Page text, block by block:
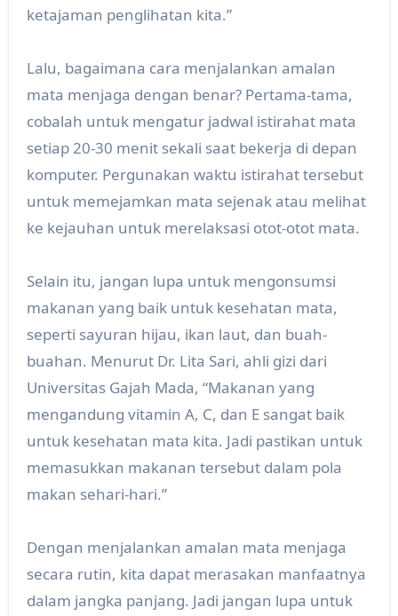
ketajaman penglihatan kita.”
Lalu, bagaimana cara menjalankan amalan
mata menjaga dengan benar? Pertama-tama,
cobalah untuk mengatur jadwal istirahat mata
setiap 20-30 menit sekali saat bekerja di depan
komputer. Pergunakan waktu istirahat tersebut
untuk memejamkan mata sejenak atau melihat
ke kejauhan untuk merelaksasi otot-otot mata.
Selain itu, jangan lupa untuk mengonsumsi
makanan yang baik untuk kesehatan mata,
seperti sayuran hijau, ikan laut, dan buah-
buahan. Menurut Dr. Lita Sari, ahli gizi dari
Universitas Gajah Mada, “Makanan yang
mengandung vitamin A, C, dan E sangat baik
untuk kesehatan mata kita. Jadi pastikan untuk
memasukkan makanan tersebut dalam pola
makan sehari-hari.”
Dengan menjalankan amalan mata menjaga
secara rutin, kita dapat merasakan manfaatnya
dalam jangka panjang. Jadi jangan lupa untuk